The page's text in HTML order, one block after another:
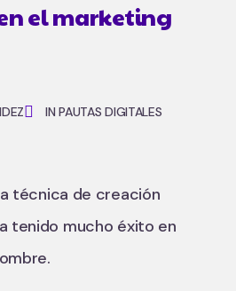
el marketing
IN PAUTAS DIGITALES
técnica de creación
tenido mucho éxito en